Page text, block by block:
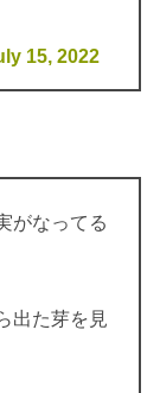
15, 2022
がなってる
出た芽を見